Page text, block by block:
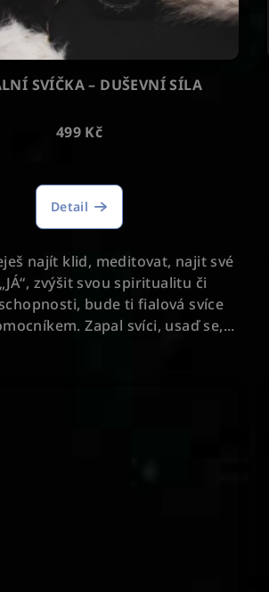
SVÍČKA – DUŠEVNÍ SÍLA
499 Kč
hodnocení
produktu
je
5,0
z
5
hvězdiček.
Detail
najít klid, meditovat, najit své
zvýšit svou spiritualitu či
bude ti fialová svíce
Zapal svíci, usaď se,...